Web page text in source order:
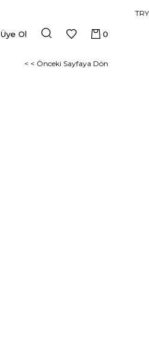
TRY
0
Üye Ol
< < Önceki Sayfaya Dön